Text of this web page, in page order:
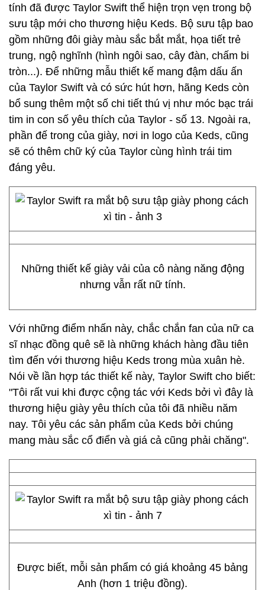
tính đã được Taylor Swift thể hiện trọn vẹn trong bộ
sưu tập mới cho thương hiệu Keds. Bộ sưu tập bao
gồm những đôi giày màu sắc bắt mắt, họa tiết trẻ
trung, ngộ nghĩnh (hình ngôi sao, cây đàn, chấm bi
tròn...). Để những mẫu thiết kế mang đậm dấu ấn
của Taylor Swift và có sức hút hơn, hãng Keds còn
bổ sung thêm một số chi tiết thú vị như móc bạc trái
tim in con số yêu thích của Taylor - số 13. Ngoài ra,
phần đế trong của giày, nơi in logo của Keds, cũng
sẽ có thêm chữ ký của Taylor cùng hình trái tim
đáng yêu.
Những thiết kế giày vải của cô nàng năng động
nhưng vẫn rất nữ tính.
Với những điểm nhấn này, chắc chắn fan của nữ ca
sĩ nhạc đồng quê sẽ là những khách hàng đầu tiên
tìm đến với thương hiệu Keds trong mùa xuân hè.
Nói về lần hợp tác thiết kế này, Taylor Swift cho biết:
"Tôi rất vui khi được cộng tác với Keds bởi vì đây là
thương hiệu giày yêu thích của tôi đã nhiều năm
nay. Tôi yêu các sản phẩm của Keds bởi chúng
mang màu sắc cổ điển và giá cả cũng phải chăng".
Được biết, mỗi sản phẩm có giá khoảng 45 bảng
Anh (hơn 1 triệu đồng).